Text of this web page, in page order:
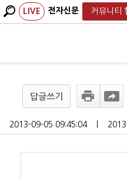
LIVE 전자신문 커뮤니티
답글쓰기
2013-09-05 09:45:04